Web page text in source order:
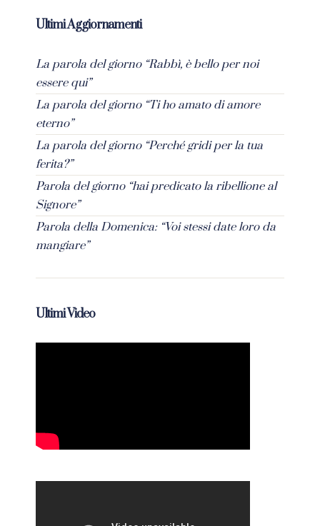
Ultimi Aggiornamenti
La parola del giorno “Rabbì, è bello per noi
essere qui”
La parola del giorno “Ti ho amato di amore
eterno”
La parola del giorno “Perché gridi per la tua
ferita?”
Parola del giorno “hai predicato la ribellione al
Signore”
Parola della Domenica: “Voi stessi date loro da
mangiare”
Ultimi Video